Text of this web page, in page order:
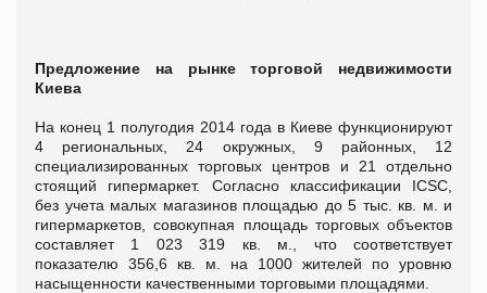
Предложение на рынке торговой недвижимости
Киева
На конец 1 полугодия 2014 года в Киеве функционируют
4 региональных, 24 окружных, 9 районных, 12
специализированных торговых центров и 21 отдельно
стоящий гипермаркет. Согласно классификации ICSC,
без учета малых магазинов площадью до 5 тыс. кв. м. и
гипермаркетов, совокупная площадь торговых объектов
составляет 1 023 319 кв. м., что соответствует
показателю 356,6 кв. м. на 1000 жителей по уровню
насыщенности качественными торговыми площадями.